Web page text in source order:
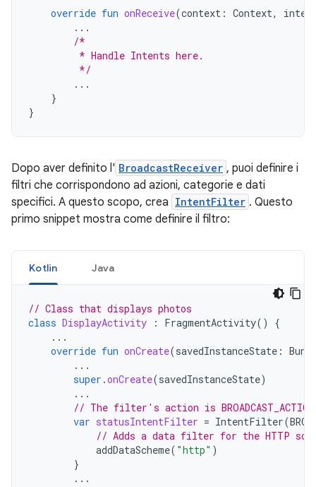
override fun onReceive(context : Context,
...
/*
         * Handle Intents here.
         */
...
}
}
Dopo aver definito l' BroadcastReceiver , puoi definire i
filtri che corrispondono ad azioni, categorie e dati
specifici. A questo scopo, crea IntentFilter . Questo
primo snippet mostra come definire il filtro:
Kotlin Java
// Class that displays photos
class DisplayActivity : FragmentActivity()
{
...
override fun onCreate(savedInstanceState :
...
super .onCreate(savedInstanceState)
...
// The filter's action is BROADCAST_ACTION
var statusIntentFilter = IntentFilter(
// Adds a data filter for the HTTP
addDataScheme( "http" )
}
...